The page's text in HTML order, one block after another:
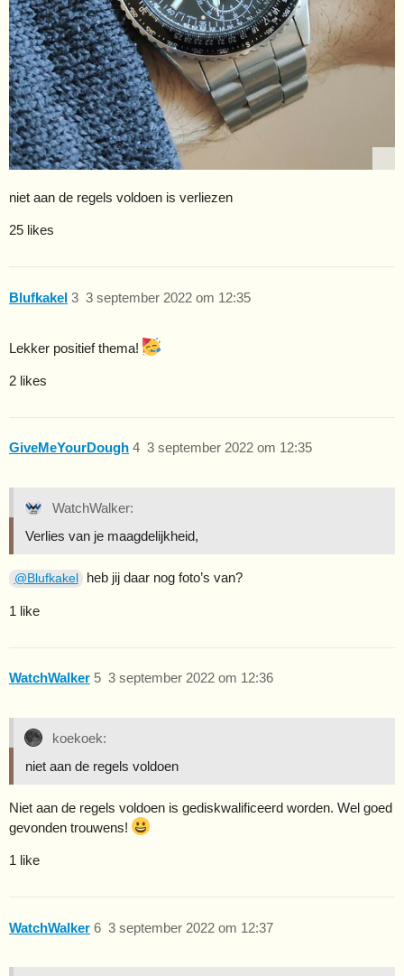
niet aan de regels voldoen is verliezen
25 likes
Blufkakel 3 september 2022 om 12:35
3
Lekker positief thema!
2 likes
GiveMeYourDough 3 september 2022 om 12:35
4
WatchWalker:
Verlies van je maagdelijkheid,
@Blufkakel heb jij daar nog foto’s van?
1 like
WatchWalker 3 september 2022 om 12:36
5
koekoek:
niet aan de regels voldoen
Niet aan de regels voldoen is gediskwalificeerd worden. Wel goed
gevonden trouwens!
1 like
WatchWalker 3 september 2022 om 12:37
6